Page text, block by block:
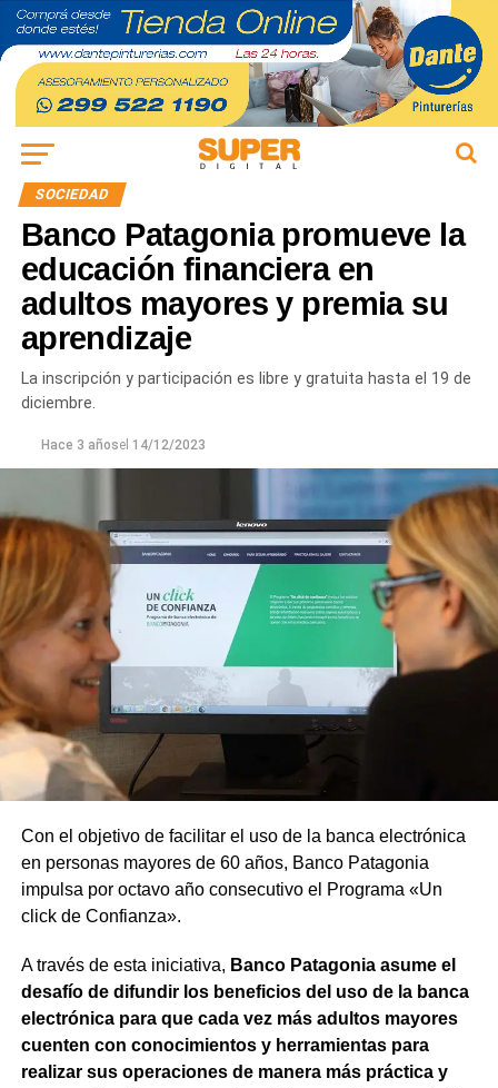
SOCIEDAD
Banco Patagonia promueve la
educación financiera en
adultos mayores y premia su
aprendizaje
La inscripción y participación es libre y gratuita hasta el 19 de
diciembre.
Hace 3 añosel 14/12/2023
Con el objetivo de facilitar el uso de la banca electrónica
en personas mayores de 60 años, Banco Patagonia
impulsa por octavo año consecutivo el Programa «Un
click de Confianza».
A través de esta iniciativa, Banco Patagonia asume el
desafío de difundir los beneficios del uso de la banca
electrónica para que cada vez más adultos mayores
cuenten con conocimientos y herramientas para
realizar sus operaciones de manera más práctica y